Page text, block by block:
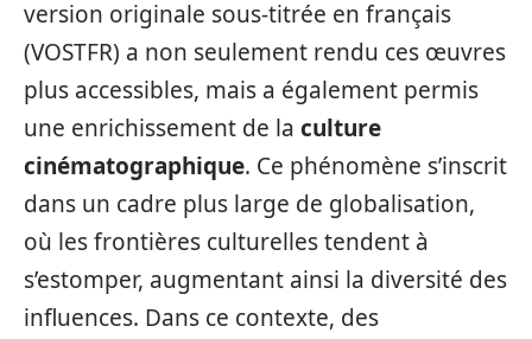
version originale sous-titrée en français
(VOSTFR) a non seulement rendu ces œuvres
plus accessibles, mais a également permis
une enrichissement de la culture
cinématographique. Ce phénomène s’inscrit
dans un cadre plus large de globalisation,
où les frontières culturelles tendent à
s’estomper, augmentant ainsi la diversité des
influences. Dans ce contexte, des